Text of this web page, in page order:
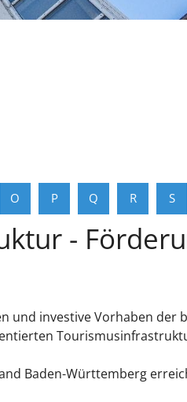
O P Q R S
-
und investive Vorhaben der
Baden-Württemberg